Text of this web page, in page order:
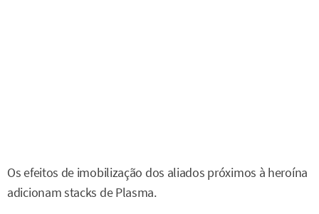
Os efeitos de imobilização dos aliados próximos à heroína
adicionam stacks de Plasma.